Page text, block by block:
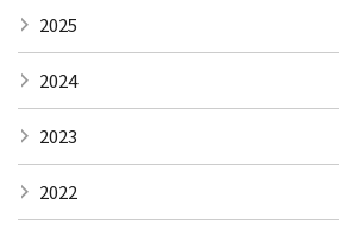
2025
2024
2023
2022